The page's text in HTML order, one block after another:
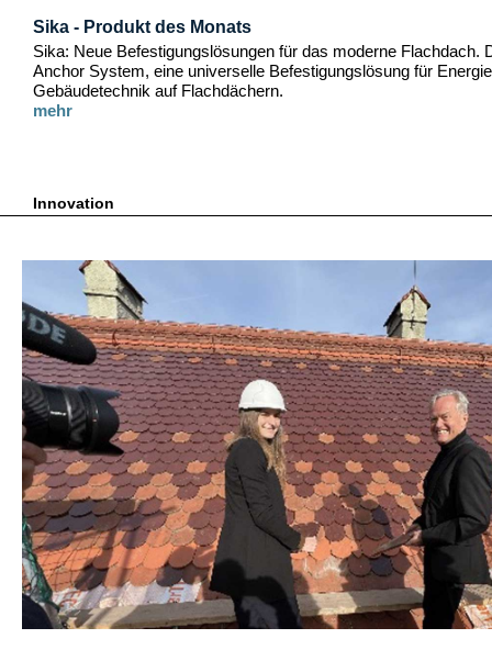
Sika - Produkt des Monats
Sika: Neue Befestigungslösungen für das moderne Flachdach.
Anchor System, eine universelle Befestigungslösung für
Gebäudetechnik auf Flachdächern.
mehr
Innovation